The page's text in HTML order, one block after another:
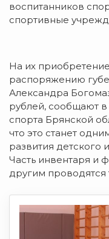
воспитанников
спортивные
На их
распоряжению
Александра
рублей, сообщают в
спорта Брянской
что это станет
развития детского
Часть инвентаря и
другим проводятся